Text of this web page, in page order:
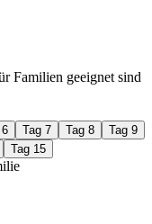
Familien geeignet sind
Tag 7 Tag 8
Tag 9
Tag 15